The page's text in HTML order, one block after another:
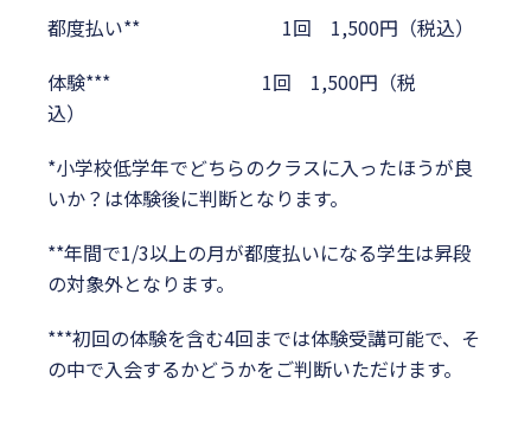
都度払い** 1回 1,500円（税込）
体験*** 1回 1,500円（税
込）
*小学校低学年でどちらのクラスに入ったほうが良
いか？は体験後に判断となります。
**年間で1/3以上の月が都度払いになる学生は昇段
の対象外となります。
***初回の体験を含む4回までは体験受講可能で、そ
の中で入会するかどうかをご判断いただけます。